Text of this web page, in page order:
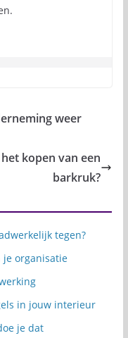
weer
kopen van een
barkruk?
tegen?
je organisatie
in jouw interieur
je dat